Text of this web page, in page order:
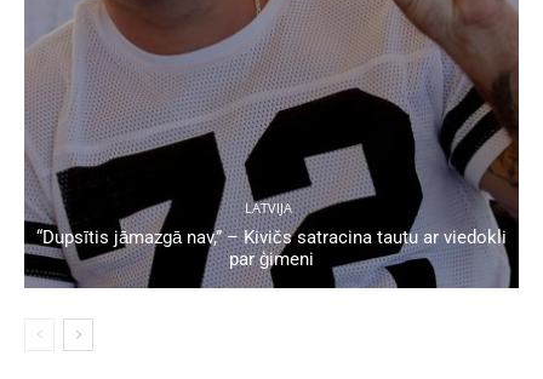
LATVIJA
“Dupsītis jāmazgā nav,” – Kivičs satracina tautu ar viedokli
par ģimeni